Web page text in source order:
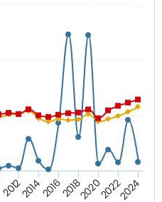
2012201420162018202020222024